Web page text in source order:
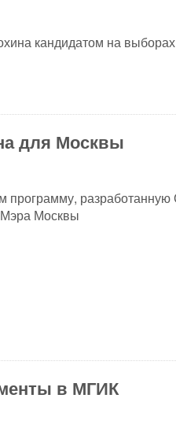
кандидатом на
для Москвы
программу,
Москвы
в МГИК